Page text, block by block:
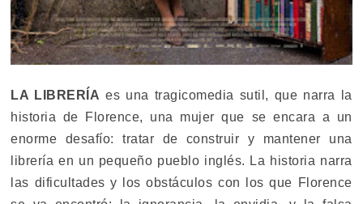
LA LIBRERÍA es una tragicomedia sutil, que narra la
historia de Florence, una mujer que se encara a un
enorme desafío: tratar de construir y mantener una
librería en un pequeño pueblo inglés. La historia narra
las dificultades y los obstáculos con los que Florence